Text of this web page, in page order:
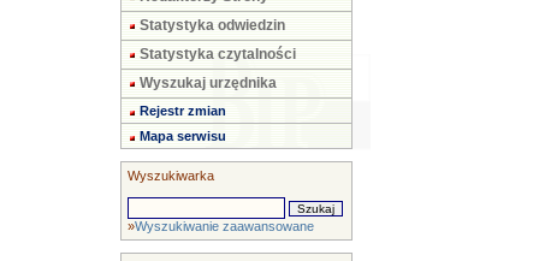
Statystyka odwiedzin
Statystyka czytalności
Wyszukaj urzędnika
Rejestr zmian
Mapa serwisu
Wyszukiwarka
»Wyszukiwanie zaawansowane